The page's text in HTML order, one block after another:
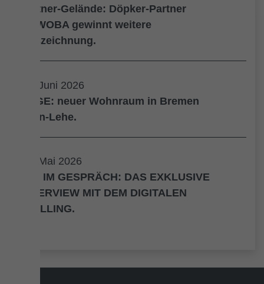
Kistner-Gelände: Döpker-Partner
GEWOBA gewinnt weitere
Auszeichnung.
17. Juni 2026
EDGE: neuer Wohnraum in Bremen
Horn-Lehe.
26. Mai 2026
BIM IM GESPRÄCH: DAS EXKLUSIVE
INTERVIEW MIT DEM DIGITALEN
ZWILLING.